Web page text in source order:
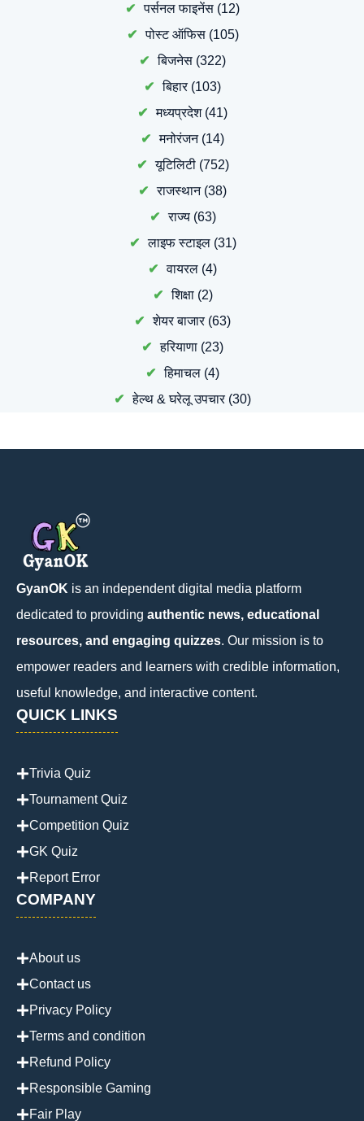
पर्सनल फाइनेंस (12)
पोस्ट ऑफिस(105)
बिजनेस (322)
बिहार(103)
मध्यप्रदेश(41)
मनोरंजन(14)
यूटिलिटी(752)
राजस्थान(38)
राज्य(63)
लाइफ स्टाइल(31)
वायरल (4)
शिक्षा(2)
शेयर बाजार(63)
हरियाणा (23)
हिमाचल (4)
हेल्थ & घरेलू उपचार(30)
GyanOK is an independent digital media platform
dedicated to providing authentic news, educational
resources, and engaging quizzes. Our mission is to
empower readers and learners with credible information,
useful knowledge, and interactive content.
QUICK LINKS
Trivia Quiz
Tournament Quiz
Competition Quiz
GK Quiz
Report Error
COMPANY
About us
Contact us
Privacy Policy
Terms and condition
Refund Policy
Responsible Gaming
Fair Play